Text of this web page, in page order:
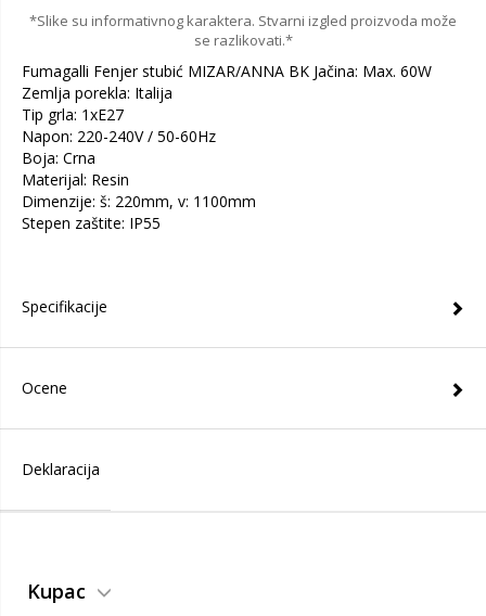
*Slike su informativnog karaktera. Stvarni izgled proizvoda može
se razlikovati.*
Fumagalli Fenjer stubić MIZAR/ANNA BK Jačina: Max. 60W
Zemlja porekla: Italija
Tip grla: 1xE27
Napon: 220-240V / 50-60Hz
Boja: Crna
Materijal: Resin
Dimenzije: š: 220mm, v: 1100mm
Stepen zaštite: IP55
Specifikacije
Ocene
Deklaracija
Kupac